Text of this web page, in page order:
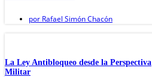
por Rafael Simón Chacón
La Ley Antibloqueo desde la Perspectiva
Militar